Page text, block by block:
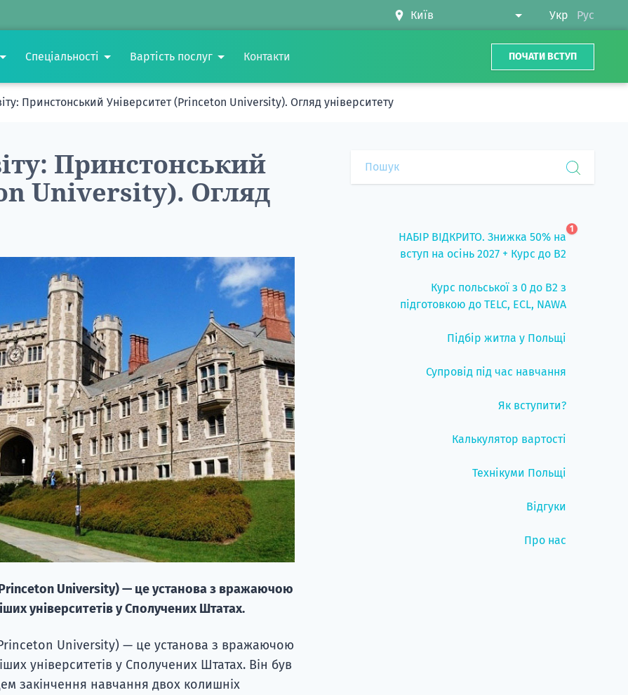
Укр Рус
Спеціальності Вартість послуг Контакти ПОЧАТИ ВСТУП
Принстонський Університет (Princeton University). Огляд університету
Принстонський
University). Огляд
University) — це установа з вражаючою
університетів у Сполучених Штатах.
University) — це установа з вражаючою
університетів у Сполучених Штатах. Він був
закінчення навчання двох колишніх
НАБІР ВІДКРИТО. Знижка 50% на
вступ на осінь 2027 + Курс до B2
1
Курс польської з 0 до B2 з
підготовкою до TELC, ECL, NAWA
Підбір житла у Польщі
Супровід під час навчання
Як вступити?
Калькулятор вартості
Технікуми Польщі
Відгуки
Про нас